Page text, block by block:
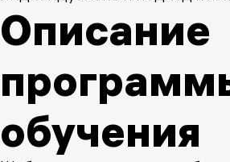
Описание
обучения